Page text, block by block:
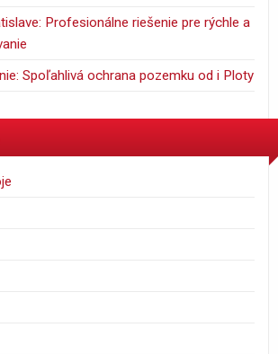
Profesionálne riešenie pre rýchle a
Spoľahlivá ochrana pozemku od i Ploty